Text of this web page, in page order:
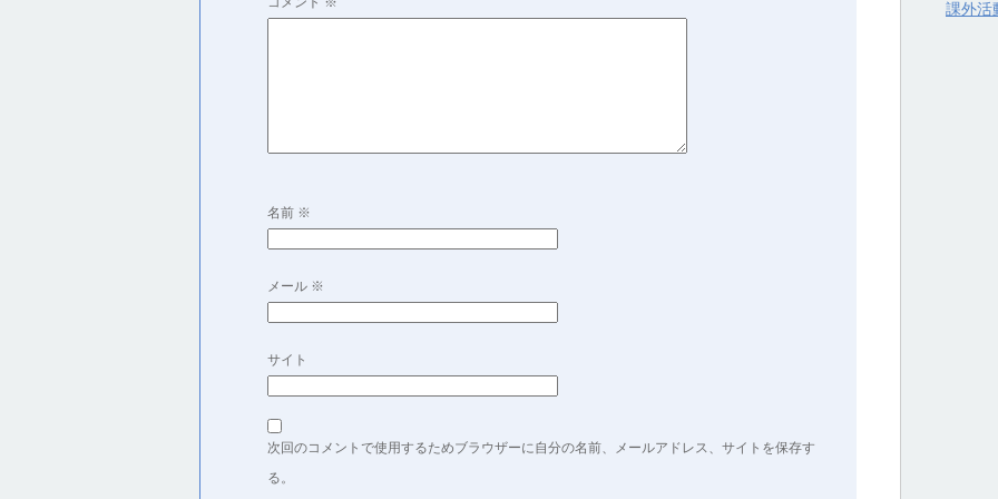
名前 ※
メール ※
サイト
次回のコメントで使用するためブラウザーに自分の名前、メールアドレス、サイトを保存す
る。
課外活